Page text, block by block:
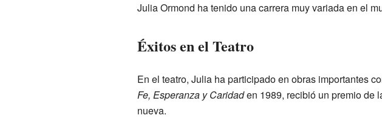
Julia Ormond ha tenido una carrera muy variada en el
Éxitos en el Teatro
En el teatro, Julia ha participado en obras importantes
Fe, Esperanza y Caridaden 1989, recibió un premio de
nueva.